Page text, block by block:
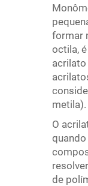
formar
octila,
metila).
O
de